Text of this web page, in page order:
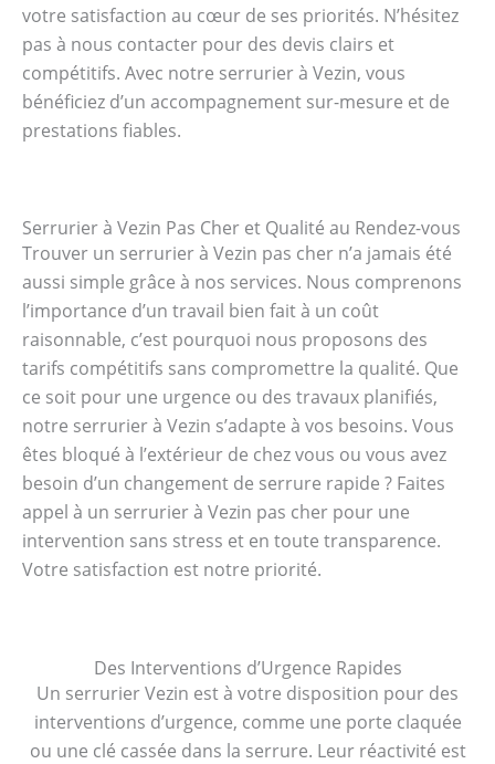
votre satisfaction au cœur de ses priorités. N’hésitez
pas à nous contacter pour des devis clairs et
compétitifs. Avec notre serrurier à Vezin, vous
bénéficiez d’un accompagnement sur-mesure et de
prestations fiables.
Serrurier à Vezin Pas Cher et Qualité au Rendez-vous
Trouver un serrurier à Vezin pas cher n’a jamais été
aussi simple grâce à nos services. Nous comprenons
l’importance d’un travail bien fait à un coût
raisonnable, c’est pourquoi nous proposons des
tarifs compétitifs sans compromettre la qualité. Que
ce soit pour une urgence ou des travaux planifiés,
notre serrurier à Vezin s’adapte à vos besoins. Vous
êtes bloqué à l’extérieur de chez vous ou vous avez
besoin d’un changement de serrure rapide ? Faites
appel à un serrurier à Vezin pas cher pour une
intervention sans stress et en toute transparence.
Votre satisfaction est notre priorité.
Des Interventions d’Urgence Rapides
Un serrurier Vezin est à votre disposition pour des
interventions d’urgence, comme une porte claquée
ou une clé cassée dans la serrure. Leur réactivité est